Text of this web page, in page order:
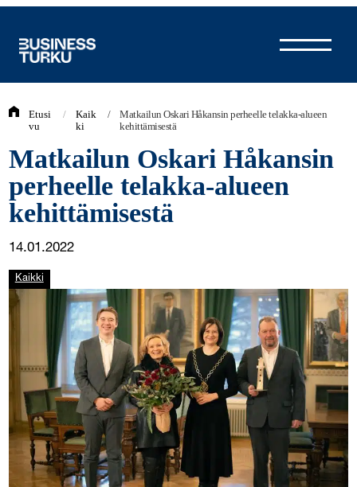
Etusi
vu
/
Kaik
ki
/
Matkailun Oskari Håkansin perheelle telakka-alueen
kehittämisestä
Matkailun Oskari Håkansin
perheelle telakka-alueen
kehittämisestä
14.01.2022
Kaikki